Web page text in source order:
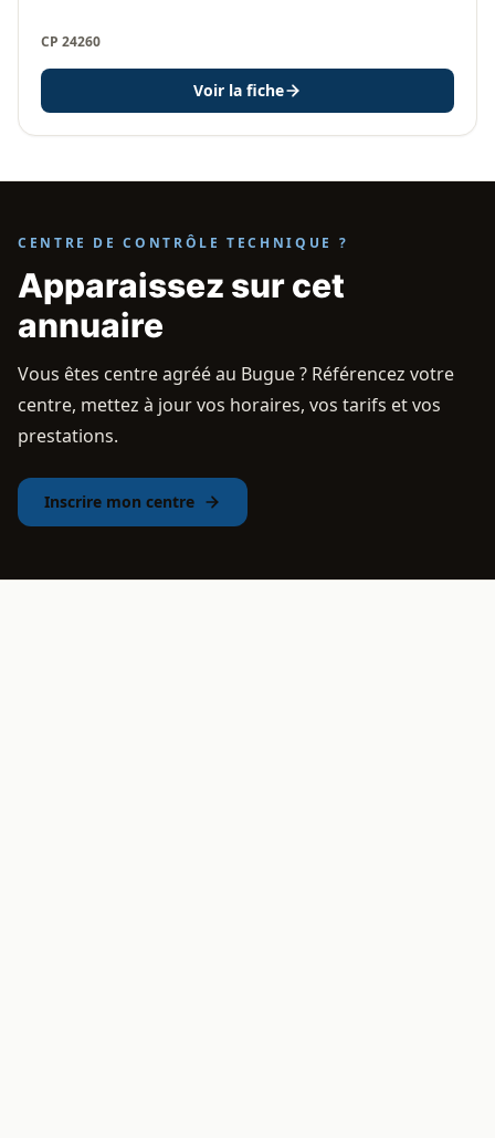
CP 24260
Voir la fiche
CENTRE DE CONTRÔLE TECHNIQUE ?
Apparaissez sur cet
annuaire
Vous êtes centre agréé au Bugue ? Référencez votre
centre, mettez à jour vos horaires, vos tarifs et vos
prestations.
Inscrire mon centre